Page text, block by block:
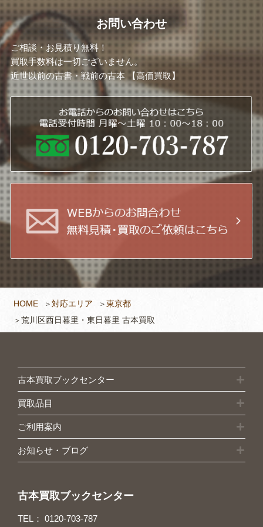
HOME 対応エリア
東京都
荒川区西日暮里・東日暮里 古本買取
お問い合わせ
ご相談・お見積り無料！
買取手数料は一切ございません。
近世以前の古書・戦前の古本 【高価買取】
古本買取ブックセンター
買取品目
ご利用案内
お知らせ・ブログ
古本買取ブックセンター
TEL： 0120-703-787